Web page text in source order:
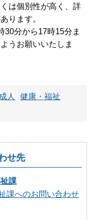
は個別性が高く、詳
ります。
30分から17時15分ま
うお願いいたしま
成人
健康・福祉
せ先
課
課へのお問い合わせ